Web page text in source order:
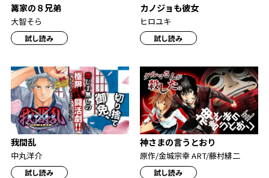
篝家の８兄弟
大智そら
試し読み
カノジョも彼女
ヒロユキ
試し読み
我間乱
中丸洋介
試し読み
神さまの言うとおり
原作/金城宗幸 ART/藤村緋二
試し読み